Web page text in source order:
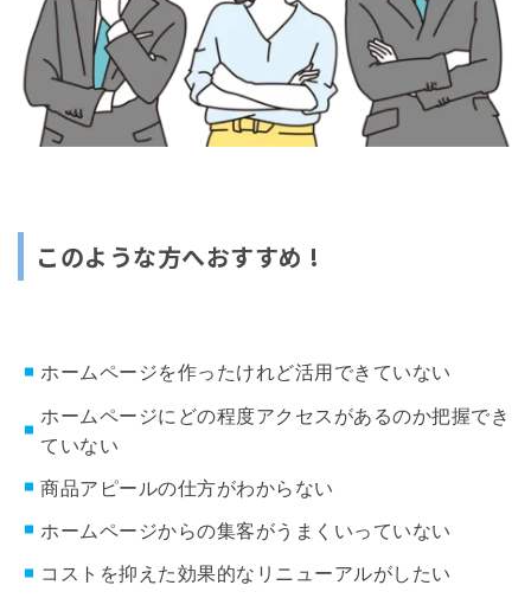
このような方へおすすめ !
ホームページを作ったけれど活用できていない
ホームページにどの程度アクセスがあるのか把握でき
ていない
商品アピールの仕方がわからない
ホームページからの集客がうまくいっていない
コストを抑えた効果的なリニューアルがしたい